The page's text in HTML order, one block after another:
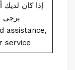
إذا كان
يرجى
assistance,
service